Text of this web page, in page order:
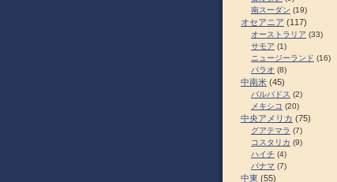
南スーダン (19)
オセアニア (117)
オーストラリア (33)
サモア (1)
ニュージーランド (16)
パラオ (8)
中南米 (45)
バルバドス (2)
メキシコ (20)
中央アメリカ (75)
グアテマラ (7)
コスタリカ (9)
ハイチ (4)
パナマ (7)
中東 (55)